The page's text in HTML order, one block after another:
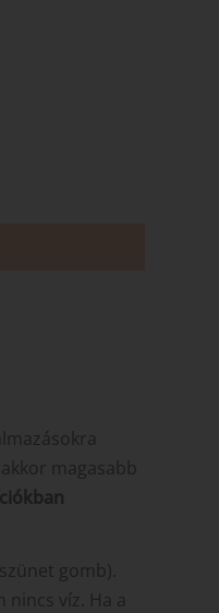
magasabb
gomb).
víz. Ha a